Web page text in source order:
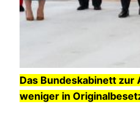
Das Bundeskabinett
weniger in